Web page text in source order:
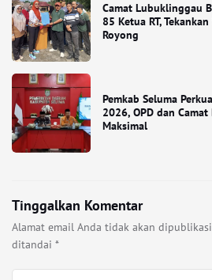
Camat Lubuklinggau
85 Ketua RT,
Royong
Pemkab Seluma
2026, OPD dan
Maksimal
Tinggalkan Komentar
Alamat email Anda tidak akan
ditandai *